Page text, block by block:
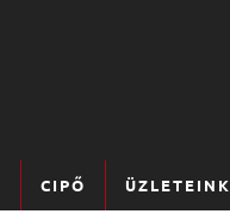
CIPŐ ÜZLETEINK